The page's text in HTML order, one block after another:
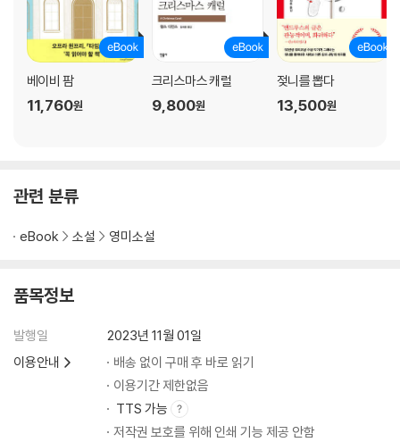
베이비 팜
11,760원
크리스마스 캐럴
9,800원
젖니를 뽑다
13,500원
관련 분류
eBook 소설 영미소설
품목정보
발행일
2023년 11월 01일
이용안내
배송 없이 구매 후 바로 읽기
이용기간 제한없음
TTS 가능
저작권 보호를 위해 인쇄 기능 제공 안함